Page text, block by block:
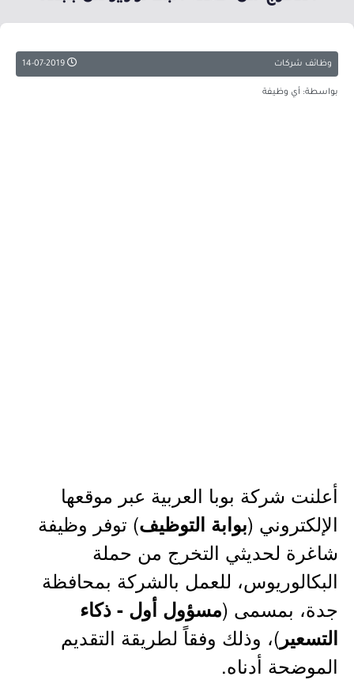
وظائف شركات
بواسطة: أي وظيفة
أعلنت شركة بوبا العربية عبر موقعها
الإلكتروني (بوابة التوظيف) توفر وظيفة
شاغرة لحديثي التخرج من حملة
البكالوريوس، للعمل بالشركة بمحافظة
جدة، بمسمى (مسؤول أول - ذكاء
التسعير )، وذلك وفقاً لطريقة التقديم
الموضحة أدناه.